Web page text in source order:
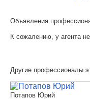
Объявления
К сожалению, у агента
Другие профессионалы
Потапов Юрий